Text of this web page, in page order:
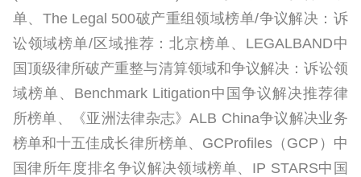
单、The Legal 500破产重组领域榜单/争议解决：诉
讼领域榜单/区域推荐：北京榜单、LEGALBAND中
国顶级律所破产重整与清算领域和争议解决：诉讼领
域榜单、Benchmark Litigation中国争议解决推荐律
所榜单、《亚洲法律杂志》ALB China争议解决业务
榜单和十五佳成长律所榜单、GCProfiles（GCP）中
国律所年度排名争议解决领域榜单、IP STARS中国